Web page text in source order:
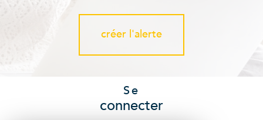
créer l'alerte
Se
connecter